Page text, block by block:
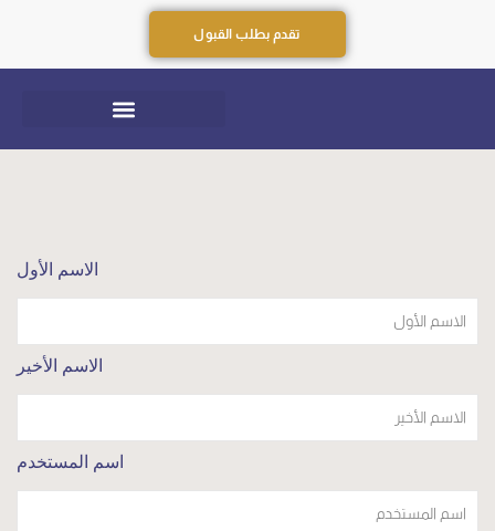
تقدم بطلب القبول
الاسم الأول
الاسم الأخير
اسم المستخدم